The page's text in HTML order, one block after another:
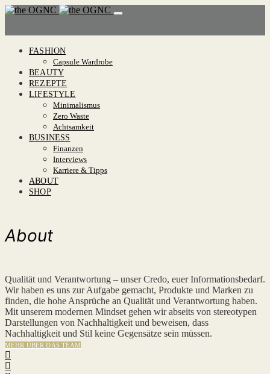
FASHION
Capsule Wardrobe
BEAUTY
REZEPTE
LIFESTYLE
Minimalismus
Zero Waste
Achtsamkeit
BUSINESS
Finanzen
Interviews
Karriere & Tipps
ABOUT
SHOP
About
Qualität und Verantwortung – unser Credo, euer Informationsbedarf.
Wir haben es uns zur Aufgabe gemacht, Produkte und Marken zu
finden, die hohe Ansprüche an Qualität und Verantwortung haben.
Mit unserem modernen Mindset gehen wir abseits von stereotypen
Darstellungen von Nachhaltigkeit und beweisen, dass
Nachhaltigkeit und Stil keine Gegensätze sein müssen.
MEHR ÜBER DAS TEAM